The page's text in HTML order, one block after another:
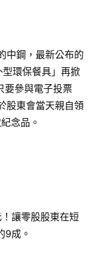
中鋼，最新公布的
環保餐具」再掀
要參與電子投票
股東會當天親自領
念品。
讓零股股東在短
9成。